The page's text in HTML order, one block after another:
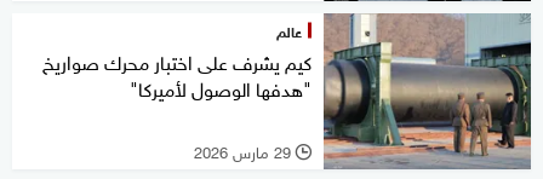
عالم
كيم يشرف على اختبار محرك صواريخ
"هدفها الوصول لأميركا"
l 29 مارس 2026